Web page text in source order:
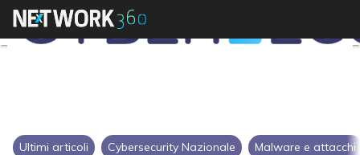
Ultimi articoli Cybersecurity Nazionale Malware e attacchi